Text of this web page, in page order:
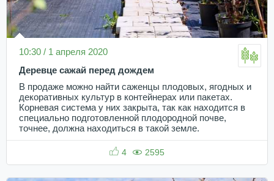
10:30 / 1 апреля 2020
Деревце сажай перед дождем
В продаже можно найти саженцы плодовых, ягодных и
декоративных культур в контейнерах или пакетах.
Корневая система у них закрыта, так как находится в
специально подготовленной плодородной почве,
точнее, должна находиться в такой земле.
4 2595